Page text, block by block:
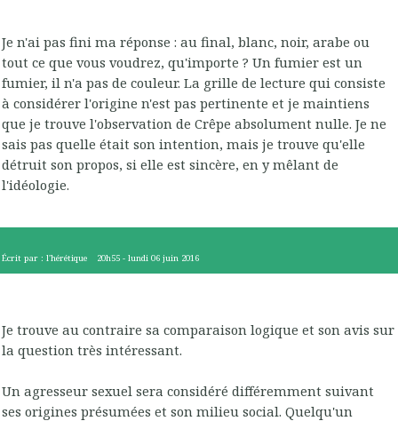
Je n'ai pas fini ma réponse : au final, blanc, noir, arabe ou
tout ce que vous voudrez, qu'importe ? Un fumier est un
fumier, il n'a pas de couleur. La grille de lecture qui consiste
à considérer l'origine n'est pas pertinente et je maintiens
que je trouve l'observation de Crêpe absolument nulle. Je ne
sais pas quelle était son intention, mais je trouve qu'elle
détruit son propos, si elle est sincère, en y mêlant de
l'idéologie.
Écrit par : l'hérétique 20h55 -lundi 06 juin 2016
Je trouve au contraire sa comparaison logique et son avis sur
la question très intéressant.
Un agresseur sexuel sera considéré différemment suivant
ses origines présumées et son milieu social. Quelqu'un